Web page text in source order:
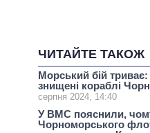
ЧИТАЙТЕ ТАКОЖ
Морський бій
знищені кораблі
серпня 2024, 14:40
У ВМС пояснили,
Чорноморського